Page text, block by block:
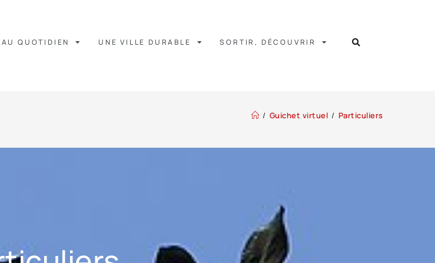
AU QUOTIDIEN UNE VILLE DURABLE SORTIR, DÉCOUVRIR
/ Guichet virtuel / Particuliers